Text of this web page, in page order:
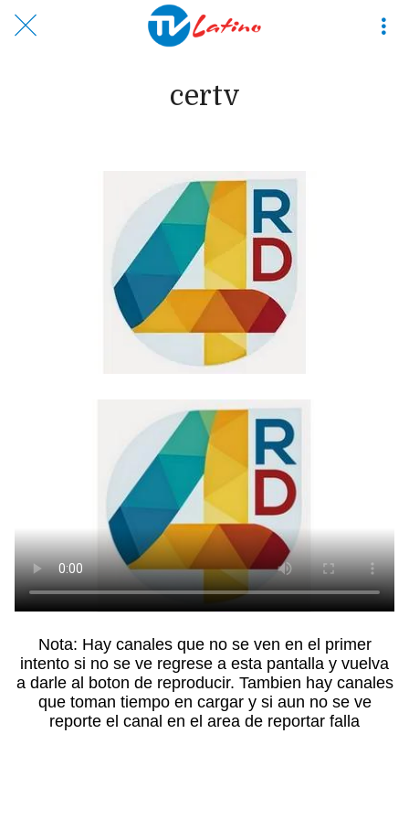
certv
Nota: Hay canales que no se ven en el primer
intento si no se ve regrese a esta pantalla y vuelva
a darle al boton de reproducir. Tambien hay canales
que toman tiempo en cargar y si aun no se ve
reporte el canal en el area de reportar falla